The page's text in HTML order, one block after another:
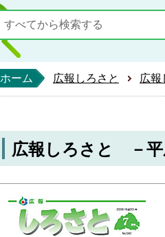
ホーム 広報しろさと 広報
広報しろさと －平